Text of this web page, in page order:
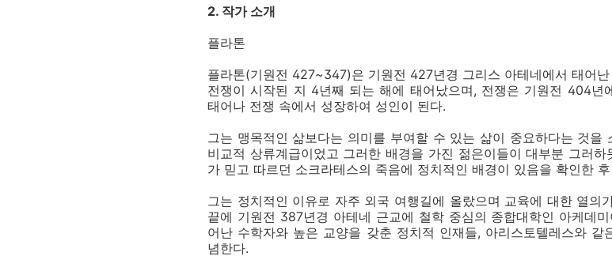
2. 작가 소개
플라톤
플라톤(기원전 427~347)은 기원전 427년경 그리스 아테네에서 태어
전쟁이 시작된 지 4년째 되는 해에 태어났으며, 전쟁은 기원전 404년
태어나 전쟁 속에서 성장하여 성인이 된다.
그는 맹목적인 삶보다는 의미를 부여할 수 있는 삶이 중요하다는 것을
비교적 상류계급이었고 그러한 배경을 가진 젊은이들이 대부분 그러
가 믿고 따르던 소크라테스의 죽음에 정치적인 배경이 있음을 확인한
그는 정치적인 이유로 자주 외국 여행길에 올랐으며 교육에 대한 열의
끝에 기원전 387년경 아테네 근교에 철학 중심의 종합대학인 아케데
어난 수학자와 높은 교양을 갖춘 정치적 인재들, 아리스토텔레스와
념한다.